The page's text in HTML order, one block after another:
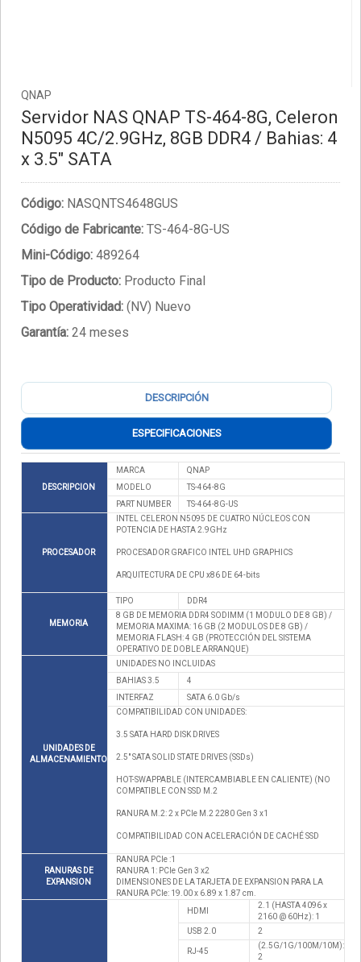
QNAP
Servidor NAS QNAP TS-464-8G, Celeron
N5095 4C/2.9GHz, 8GB DDR4 / Bahias: 4
x 3.5" SATA
Código: NASQNTS4648GUS
Código de Fabricante: TS-464-8G-US
Mini-Código: 489264
Tipo de Producto: Producto Final
Tipo Operatividad: (NV) Nuevo
Garantía: 24 meses
DESCRIPCIÓN
ESPECIFICACIONES
DESCRIPCION
MARCA
QNAP
MODELO
TS-464-8G
PART NUMBER
TS-464-8G-US
PROCESADOR
INTEL CELERON N5095 DE CUATRO NÚCLEOS CON
POTENCIA DE HASTA 2.9GHz
PROCESADOR GRAFICO INTEL UHD GRAPHICS
ARQUITECTURA DE CPU x86 DE 64-bits
MEMORIA
TIPO
DDR4
8 GB DE MEMORIA DDR4 SODIMM (1 MODULO DE 8 GB) /
MEMORIA MAXIMA: 16 GB (2 MODULOS DE 8 GB) /
MEMORIA FLASH: 4 GB (PROTECCIÓN DEL SISTEMA
OPERATIVO DE DOBLE ARRANQUE)
UNIDADES DE
ALMACENAMIENTO
UNIDADES NO INCLUIDAS
BAHIAS 3.5
4
INTERFAZ
SATA 6.0 Gb/s
COMPATIBILIDAD CON UNIDADES:
3.5 SATA HARD DISK DRIVES
2.5" SATA SOLID STATE DRIVES (SSDs)
HOT-SWAPPABLE (INTERCAMBIABLE EN CALIENTE) (NO
COMPATIBLE CON SSD M.2
RANURA M.2: 2 x PCIe M.2 2280 Gen 3 x1
COMPATIBILIDAD CON ACELERACIÓN DE CACHÉ SSD
RANURAS DE
EXPANSION
RANURA PCIe :1
RANURA 1: PCIe Gen 3 x2
DIMENSIONES DE LA TARJETA DE EXPANSION PARA LA
RANURA PCIe: 19.00 x 6.89 x 1.87 cm.
HDMI
2.1 (HASTA 4096 x
2160 @ 60Hz): 1
USB 2.0
2
RJ-45
(2.5G/1G/100M/10M):
2